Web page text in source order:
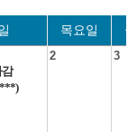
목요일
2 3